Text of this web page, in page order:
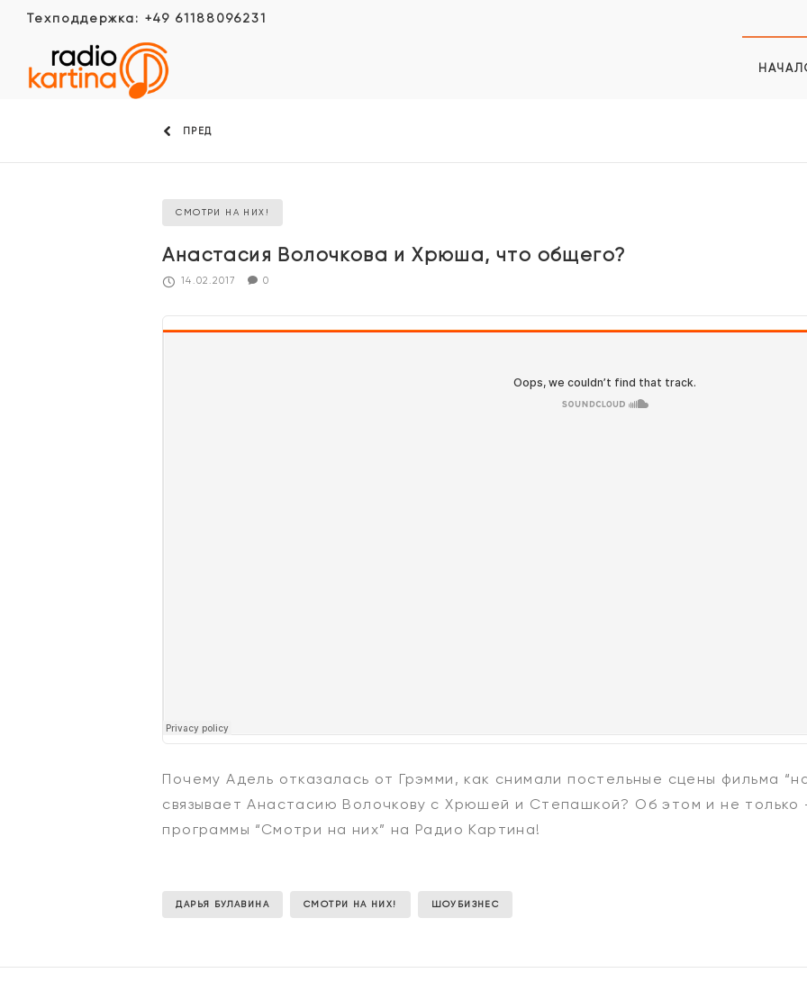
Техподдержка: +49 61188096231
ПРЕД
СМОТРИ НА НИХ!
Анастасия Волочкова и Хрюша, что общего?
14.02.2017 0
Почему Адель отказалась от Грэмми, как снимали постельные сцены фильма
связывает Анастасию Волочкову с Хрюшей и Степашкой? Об этом и не только
программы “Смотри на них” на Радио Картина!
ДАРЬЯ БУЛАВИНА СМОТРИ НА НИХ! ШОУБИЗНЕС